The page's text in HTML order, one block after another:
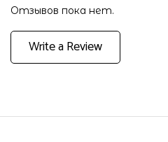
Отзывов пока нет.
Write a Review